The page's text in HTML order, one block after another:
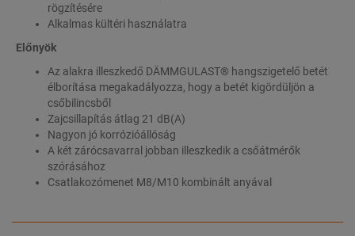
rögzítésére
Alkalmas kültéri használatra
Előnyök
Az alakra illeszkedő DÄMMGULAST® hangszigetelő betét
élborítása megakadályozza, hogy a betét kigördüljön a
csőbilincsből
Zajcsillapítás átlag 21 dB(A)
Nagyon jó korrózióállóság
A két zárócsavarral jobban illeszkedik a csőátmérők
szórásához
Csatlakozómenet M8/M10 kombinált anyával